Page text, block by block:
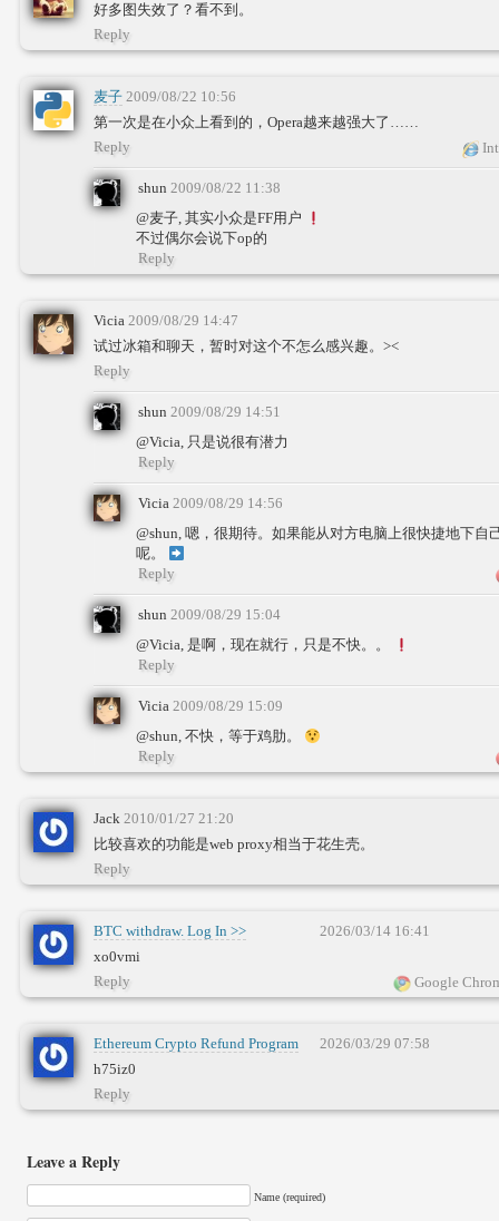
好多图失效了？看不到。
Reply
麦子 2009/08/22 10:56
第一次是在小众上看到的，Opera越来越强大了……
Reply
shun 2009/08/22 11:38
@麦子, 其实小众是FF用户
不过偶尔会说下op的
Reply
Vicia 2009/08/29 14:47
试过冰箱和聊天，暂时对这个不怎么感兴趣。><
Reply
shun 2009/08/29 14:51
@Vicia, 只是说很有潜力
Reply
Vicia 2009/08/29 14:56
@shun, 嗯，很期待。如果能从对方电脑上很快捷地下自
呢。
Reply
shun 2009/08/29 15:04
@Vicia, 是啊，现在就行，只是不快。。
Reply
Vicia 2009/08/29 15:09
@shun, 不快，等于鸡肋。
Reply
Jack 2010/01/27 21:20
比较喜欢的功能是web proxy相当于花生壳。
Reply
BTC withdraw. Log In >>
yandex.com/poll/GjSFvwyKcmEMXpzm6yDExc?
hs=1e83814917d41f710621218d43a6bf3d&
2026/03/14 16:41
xo0vmi
Google
Reply
Ethereum Crypto Refund Program
Funds Available
telegra.ph/Blockchaincom-03-17-4?
hs=1e83814917d41f710621218d43a6bf3d&
2026/03/29 07:58
h75iz0
Reply
Leave a Reply
Name (required)